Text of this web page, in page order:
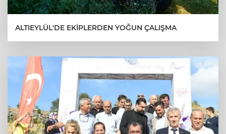
ALTIEYLÜL'DE EKİPLERDEN YOĞUN ÇALIŞMA